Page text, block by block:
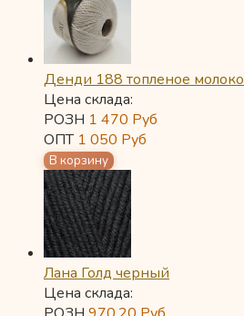
Денди 188 топленое молоко
Цена склада:
РОЗН 1 470 Руб
ОПТ 1 050 Руб
Лана Голд черный
Цена склада: